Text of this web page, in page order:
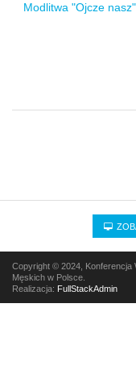
Modlitwa "Ojcze
Copyright © 2024, Konferencja
Męskich w Polsce.
Realizacja: FullStackAdmin